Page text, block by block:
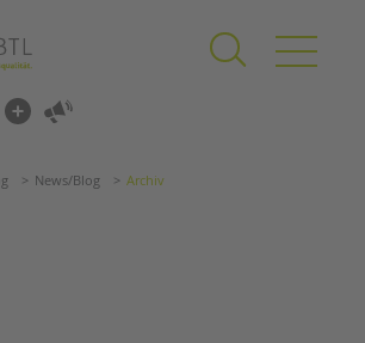
News/Blog Archiv